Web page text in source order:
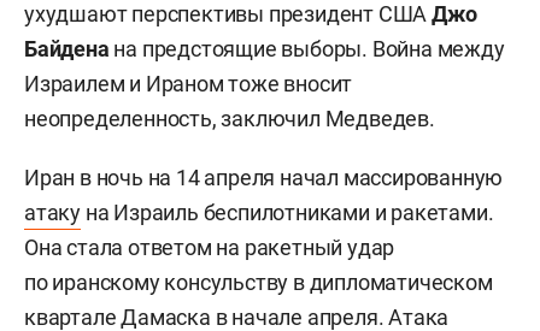
ухудшают перспективы президент США Джо
Байдена на предстоящие выборы. Война между
Израилем и Ираном тоже вносит
неопределенность, заключил Медведев.
Иран в ночь на 14 апреля начал массированную
атаку на Израиль беспилотниками и ракетами.
Она стала ответом на ракетный удар
по иранскому консульству в дипломатическом
квартале Дамаска в начале апреля. Атака